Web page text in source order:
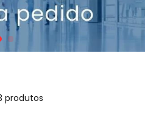
Papel Lençol
Toalha de Papel
Luvas
Luva Látex
Pinça Cheron
Histerômetro
produtos